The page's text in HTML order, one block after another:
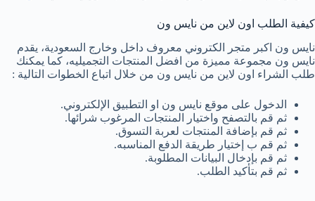
كيفية الطلب اون لاين من نايس ون
نايس ون اكبر متجر الكتروني معروف داخل وخارج السعودية، يقدم
نايس ون مجموعة مميزة من افضل المنتجات التجميليه، كما يمكنك
طلب الشراء اون لاين من نايس ون من خلال اتباع الخطوات التالية :
الدخول على موقع نايس ون او التطبيق الإلكتروني.
ثم قم بالتصفح واختيار المنتجات المرغوب شرائها.
ثم قم بإضافة المنتجات لعربة التسوق.
ثم قم ب إختيار طريقة الدفع المناسبه.
ثم قم بإدخال البيانات المطلوبة.
ثم قم بتأكيد الطلب.